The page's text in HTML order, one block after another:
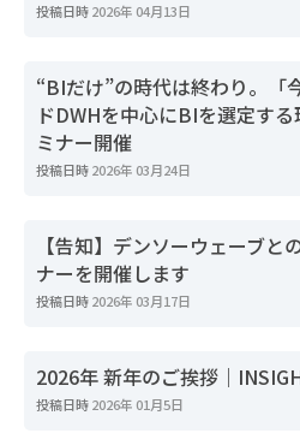
投稿日時2026年 04月13日
“BIだけ”の時代は終わり。「
ドDWHを中心にBIを選定す
ミナー開催
投稿日時2026年 03月24日
【告知】デンソーウェーブと
ナーを開催します
投稿日時2026年 03月17日
2026年 新年のご挨拶｜
投稿日時2026年 01月5日